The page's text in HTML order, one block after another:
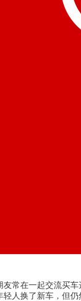
常在一起交流买
轻人换了新车，但